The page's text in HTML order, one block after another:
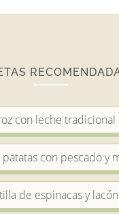
con leche tradicional
patatas con pescado y
de espinacas y lacón